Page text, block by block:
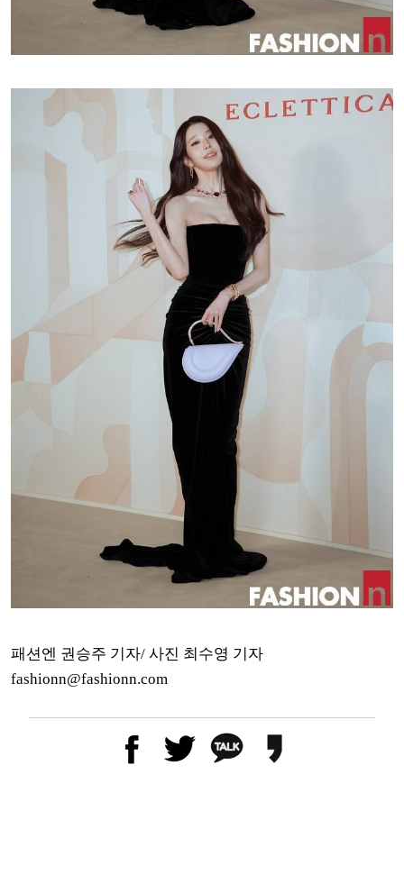
패션엔 권승주 기자/ 사진 최수영 기자
fashionn@fashionn.com